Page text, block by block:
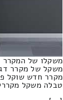
משקלו של המקרר
משקל של מקרר
מקרר חדש שוקל
טבלה משקל